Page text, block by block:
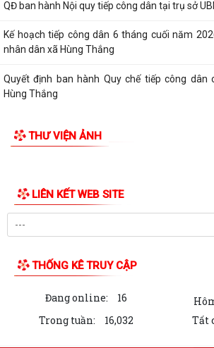
QĐ ban hành Nội quy tiếp công dân tại trụ sở
Kế hoạch tiếp công dân 6 tháng cuối năm
nhân dân xã Hùng Thắng
Quyết định ban hành Quy chế tiếp công dân
Hùng Thắng
V/v triển khai thực hiện Quyết định số 51/
26/6/2026 của UBND thành phố ban hành...
Xã Hùng Thắng công bố các quyết định về
Xã Hùng Thắng sơ kết nhiệm vụ phát triển kinh
HỘI CCB TP HẢI PHÒNG BÀN GIAO KINH PHÍ
KHÁNH THÀNH NHÀ “NGHĨA TÌNH CỰU CHIẾN...
THƯ VIỆN ẢNH